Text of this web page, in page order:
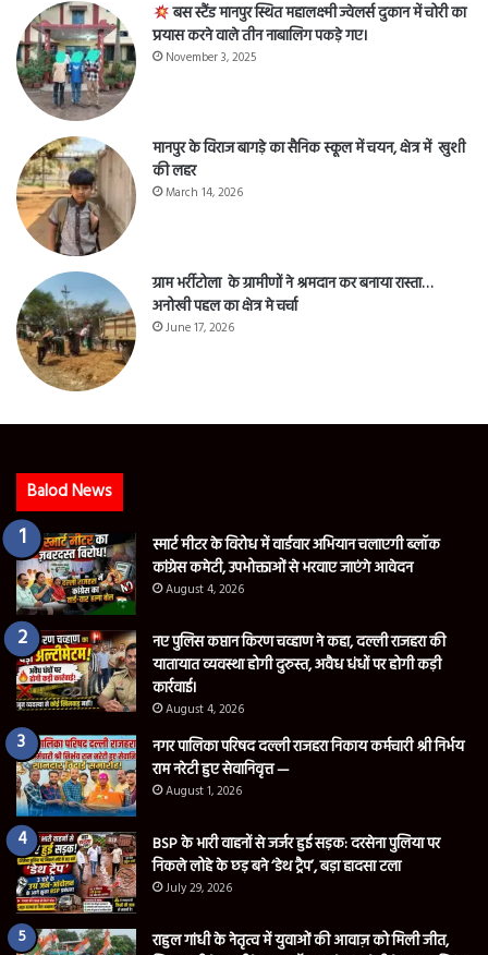
बस स्टैंड मानपुर स्थित महालक्ष्मी ज्वेलर्स दुकान में चोरी का
प्रयास करने वाले तीन नाबालिग पकड़े गए।
November 3, 2025
मानपुर के विराज बागड़े का सैनिक स्कूल में चयन, क्षेत्र में खुशी
की लहर
March 14, 2026
ग्राम भर्रीटोला के ग्रामीणों ने श्रमदान कर बनाया रास्ता…
अनोखी पहल का क्षेत्र मे चर्चा
June 17, 2026
Balod News
स्मार्ट मीटर के विरोध में वार्डवार अभियान चलाएगी ब्लॉक
कांग्रेस कमेटी, उपभोक्ताओं से भरवाए जाएंगे आवेदन
August 4, 2026
नए पुलिस कप्तान किरण चव्हाण ने कहा, दल्ली राजहरा की
यातायात व्यवस्था होगी दुरुस्त, अवैध धंधों पर होगी कड़ी
कार्रवाई।
August 4, 2026
नगर पालिका परिषद दल्ली राजहरा निकाय कर्मचारी श्री निर्भय
राम नरेटी हुए सेवानिवृत्त —
August 1, 2026
BSP के भारी वाहनों से जर्जर हुई सड़क: दरसेना पुलिया पर
निकले लोहे के छड़ बने ‘डेथ ट्रैप’, बड़ा हादसा टला
July 29, 2026
राहुल गांधी के नेतृत्व में युवाओं की आवाज़ को मिली जीत,